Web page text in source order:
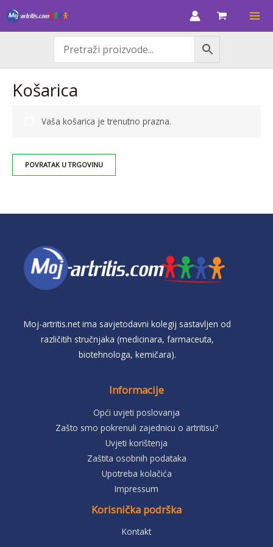
Skip
to
Košarica
Vaša košarica je trenutno prazna.
POVRATAK U TRGOVINU
Moj-artritis.net ima savjetodavni kolegij sastavljen od
različitih stručnjaka (medicinara, farmaceuta,
biotehnologa, kemičara).
Informacije
Opći uvjeti poslovanja
Zašto smo pokrenuli zajednicu o artritisu?
Uvjeti korištenja
Zaštita osobnih podataka
Upotreba kolačića
Impressum
Korisnička podrška
Kontakt